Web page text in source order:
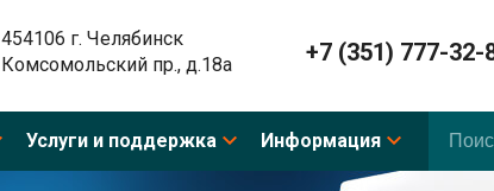
454106 г. Челябинск
Комсомольский пр., д.18а
+7 (351) 777-32-
Услуги и поддержка Информация